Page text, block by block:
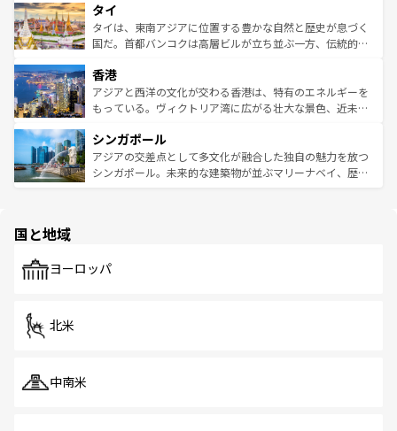
リティに包まれながら、韓国の多彩な魅力を心ゆくまで味
わってみてほしい。 なお、新着の韓国情報はコンテンツ一
覧を参照してほしい。
急速な発展と共に伝統が息づく。ハノイの古い町並みやホ
ーチミン市のフランス統治時代の建物も、独特の雰囲気を
醸し出している。また、バラエティの豊かさとおいしさで
とつ。フォーやバインミー、ベトナムコーヒーなどは、ぜ
ひ現地で味わいたい。どの地域を訪れてもあたたかい人々
が旅行者を迎えてくれるので、きっと忘れられない旅にな
参照してほしい。
タイ
タイは、東南アジアに位置する豊かな自然と歴史が息づく
国だ。首都バンコクは高層ビルが立ち並ぶ一方、伝統的な
の活気が交差している。北部ではチェンマイなどの山岳地
帯で自然と触れ合い、南部ではプーケットやクラビの美し
いビーチでリゾート気分を楽しむことができる。タイ料理
激する。気候は一年中温暖で、どの季節にも異なる楽しみ
が待っている。親しみやすいタイの人々、仏教を中心とし
た文化、そして多様な観光資源が、訪れる旅人を魅了し続
香港
アジアと西洋の文化が交わる香港は、特有のエネルギーを
もっている。ヴィクトリア湾に広がる壮大な景色、近未来
み、どこを訪れても感動するはず。観光スポットが密集し
ており、効率よく見どころを回れるのも魅力。息をのむよ
うな絶景から文化的な体験まで、香港を存分に楽しみ尽く
シンガポール
アジアの交差点として多文化が融合した独自の魅力を放つ
シンガポール。未来的な建築物が並ぶマリーナベイ、歴史
で、ホーカーズは地元の風情を楽しめる外せないスポット
国と地域
ヨーロッパ
北米
中南米